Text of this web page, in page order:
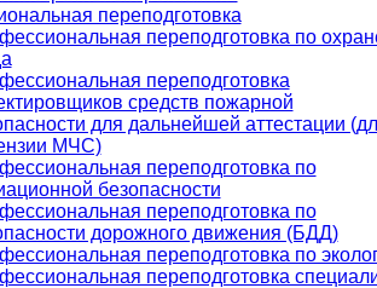
переподготовка
переподготовка по
переподготовка
средств пожарной
для дальнейшей аттестации
МЧС)
переподготовка по
безопасности
переподготовка по
дорожного движения (БДД)
переподготовка по
переподготовка